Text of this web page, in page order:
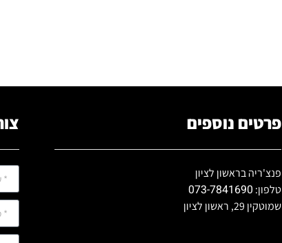
פרטים נוספים
פנצ'ריה בראשון לציון
טלפון:073-7841690
שמוטקין 29, ראשון לציון